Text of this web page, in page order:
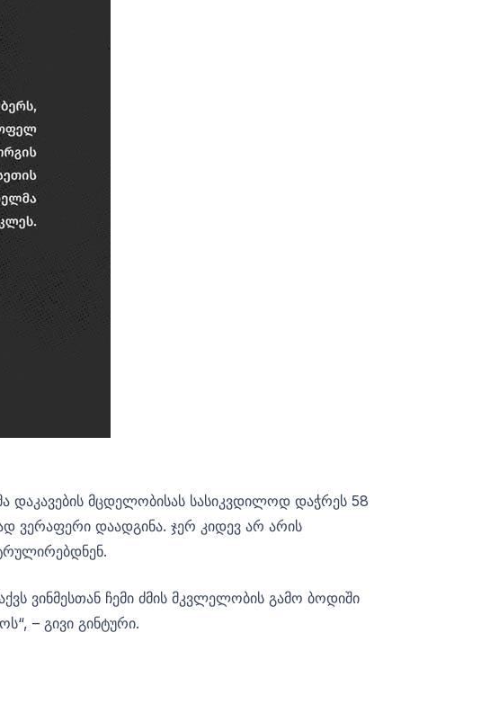
დაკავების მცდელობისას სასიკვდილოდ დაჭრეს 58
ვერაფერი დაადგინა. ჯერ კიდევ არ არის
ვინმესთან ჩემი ძმის მკვლელობის გამო ბოდიში
– გივი გინტური.